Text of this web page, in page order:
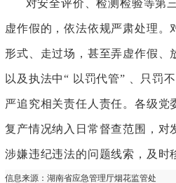
对安全评价、检测检验等第
虚作假的，依法依规严肃处理。
形式、走过场，甚至弄虚作假、
以及执法中“ 以罚代管” 、只罚
严追究相关责任人责任。各级党
复产情况纳入日常督查范围，对
涉嫌违纪违法的问题线索，及时
信息来源：湖南省应急管理厅烟花监管处